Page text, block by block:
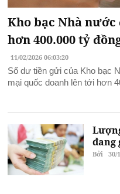
Kho bạc Nhà
hơn 400.000 tỷ
11/02/2026 06:03:20
Số dư tiền gửi của Kho bạc
mại quốc doanh lên tới hơn
đang
Bởi 30/